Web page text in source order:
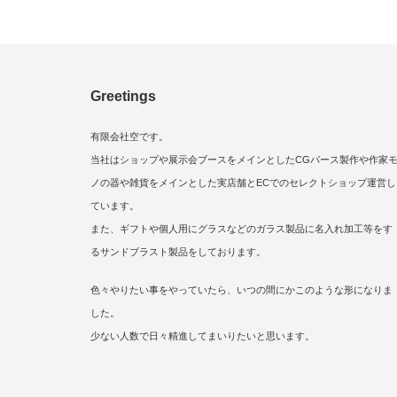
Greetings
有限会社空です。
当社はショップや展示会ブースをメインとしたCGパース製作や作家モ
ノの器や雑貨をメインとした実店舗とECでのセレクトショップ運営し
ています。
また、ギフトや個人用にグラスなどのガラス製品に名入れ加工等をす
るサンドブラスト製品をしております。
色々やりたい事をやっていたら、いつの間にかこのような形になりま
した。
少ない人数で日々精進してまいりたいと思います。